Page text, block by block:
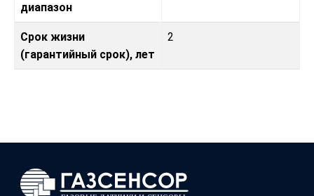
диапазон
Срок жизни
(гарантийный срок), лет
2